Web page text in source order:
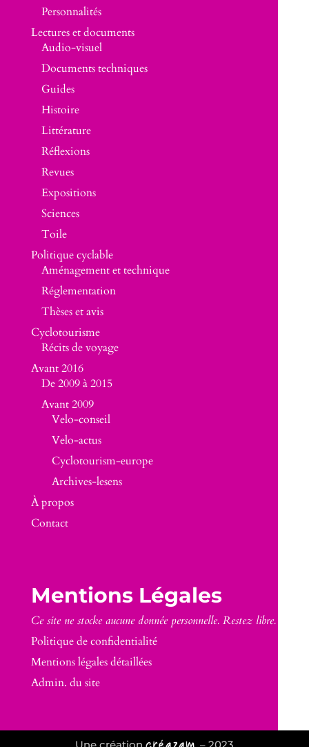
Personnalités
Lectures et documents
Audio-visuel
Documents techniques
Guides
Histoire
Littérature
Réflexions
Revues
Expositions
Sciences
Toile
Politique cyclable
Aménagement et technique
Réglementation
Thèses et avis
Cyclotourisme
Récits de voyage
Avant 2016
De 2009 à 2015
Avant 2009
Velo-conseil
Velo-actus
Cyclotourism-europe
Archives-lesens
À propos
Contact
Mentions Légales
Ce site ne stocke aucune donnée personnelle. Restez libre.
Politique de confidentialité
Mentions légales détaillées
Admin. du site